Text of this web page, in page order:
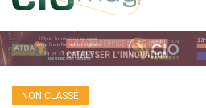
NON CLASSÉ